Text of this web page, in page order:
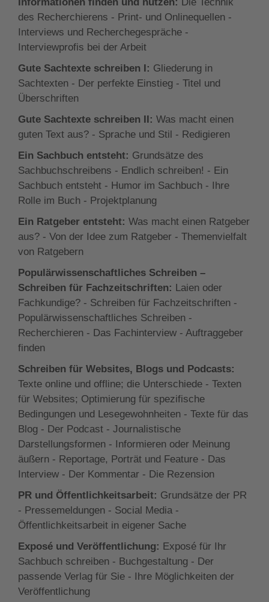
zeigen Ihnen, lebendig und anschaulich zu
formulieren und das, was Sie sagen wollen, exakt
auf den Punkt zu bringen.
des Recherchierens - Print- und Onlinequellen -
Interviews und Recherchegespräche -
Interviewprofis bei der Arbeit
Gute Sachtexte schreiben I: Gliederung in
Sachtexten - Der perfekte Einstieg - Titel und
Überschriften
Gute Sachtexte schreiben II: Was macht einen
guten Text aus? - Sprache und Stil - Redigieren
Ein Sachbuch entsteht: Grundsätze des
Sachbuchschreibens - Endlich schreiben! - Ein
Sachbuch entsteht - Humor im Sachbuch - Ihre
Rolle im Buch - Projektplanung
Ein Ratgeber entsteht: Was macht einen Ratgeber
aus? - Von der Idee zum Ratgeber - Themenvielfalt
von Ratgebern
Populärwissenschaftliches Schreiben –
Schreiben für Fachzeitschriften: Laien oder
Fachkundige? - Schreiben für Fachzeitschriften -
Populärwissenschaftliches Schreiben -
Recherchieren - Das Fachinterview - Auftraggeber
finden
Schreiben für Websites, Blogs und Podcasts:
Texte online und offline; die Unterschiede - Texten
für Websites; Optimierung für spezifische
Bedingungen und Lesegewohnheiten - Texte für das
Blog - Der Podcast - Journalistische
Darstellungsformen - Informieren oder Meinung
äußern - Reportage, Porträt und Feature - Das
Interview - Der Kommentar - Die Rezension
PR und Öffentlichkeitsarbeit: Grundsätze der PR
- Pressemeldungen - Social Media -
Öffentlichkeitsarbeit in eigener Sache
Exposé und Veröffentlichung: Exposé für Ihr
Sachbuch schreiben - Buchgestaltung - Der
passende Verlag für Sie - Ihre Möglichkeiten der
Veröffentlichung